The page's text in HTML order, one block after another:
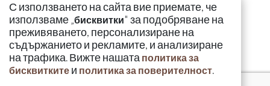
С използването на сайта вие приемате, че
използваме „бисквитки" за подобряване на
преживяването, персонализиране на
съдържанието и рекламите, и анализиране
на трафика. Вижте нашата политика за
бисквитките и политика за поверителност.